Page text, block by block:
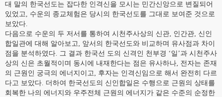
대 말의 한국선도는 잡다한 인격신을 모시는 민간신앙으로 변질되어
있었고, 수운의 종교체험은 당시의 한국선도를 그대로 보여준 것으로
보았다.
다음으로 수운의 두 저서를 통하여 시천주사상의 신관, 인간관, 신인
합일관에 대해 알아보고, 앞서의 한국선도와 비교하며 유사점과 차이
점을 분석하였다. 그 결과 한국선 도의 신격인 천부경 ‘일’과 시천주사
상의 신은 초월적이며 동시에 내재한다는 점은 유사하나, 전자는 존재
의 근원인 궁극의 에너지이고, 후자는 인격신임으로 해서 완전히 다르
다고 보았다. 더하여 한국선도의 신인합일은 수행으로 근원의 상태를
회복한 나의 에너지와 우주전체 근원의 에너지가 같은 수준의 순정한